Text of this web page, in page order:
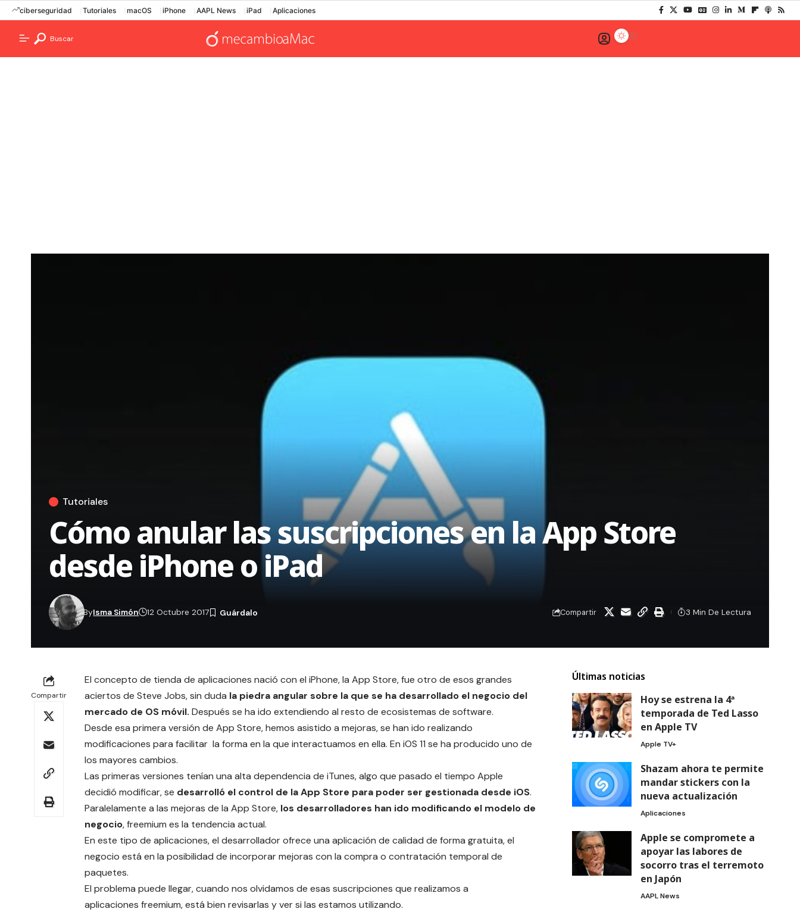
ciberseguridad Tutoriales macOS iPhone AAPL News iPad Aplicaciones
Buscar
Tutoriales
Cómo anular las suscripciones en la App Store
desde iPhone o iPad
ByIsma Simón 12 Octubre 2017 Compartir 3 Min De Lectura
Compartir
El concepto de tienda de aplicaciones nació con el iPhone, la App Store, fue otro de esos grandes
aciertos de Steve Jobs, sin duda la piedra angular sobre la que se ha desarrollado el negocio del
mercado de OS móvil. Después se ha ido extendiendo al resto de ecosistemas de software.
Desde esa primera versión de App Store, hemos asistido a mejoras, se han ido realizando
modificaciones para facilitar la forma en la que interactuamos en ella. En iOS 11 se ha producido uno de
los mayores cambios.
Las primeras versiones tenían una alta dependencia de iTunes, algo que pasado el tiempo Apple
decidió modificar, se desarrolló el control de la App Store para poder ser gestionada desde iOS.
Paralelamente a las mejoras de la App Store, los desarrolladores han ido modificando el modelo de
negocio, freemium es la tendencia actual.
En este tipo de aplicaciones, el desarrollador ofrece una aplicación de calidad de forma gratuita, el
negocio está en la posibilidad de incorporar mejoras con la compra o contratación temporal de
paquetes.
El problema puede llegar, cuando nos olvidamos de esas suscripciones que realizamos a
aplicaciones freemium, está bien revisarlas y ver si las estamos utilizando.
Últimas noticias
Hoy se estrena la 4ª
temporada de Ted Lasso
en Apple TV
Apple TV+
Shazam ahora te permite
mandar stickers con la
nueva actualización
Aplicaciones
Apple se compromete a
apoyar las labores de
socorro tras el terremoto
en Japón
AAPL News